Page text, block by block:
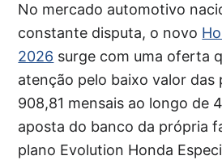
No mercado automotivo
constante disputa, o novo
2026 surge com uma oferta
atenção pelo baixo valor das
908,81 mensais ao longo de
aposta do banco da própria
plano Evolution Honda